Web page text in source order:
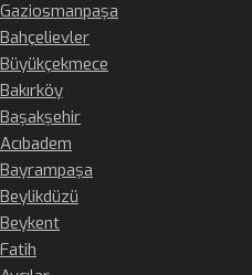
Gaziosmanpaşa
Bahçelievler
Büyükçekmece
Bakırköy
Başakşehir
Acıbadem
Bayrampaşa
Beylikdüzü
Beykent
Fatih